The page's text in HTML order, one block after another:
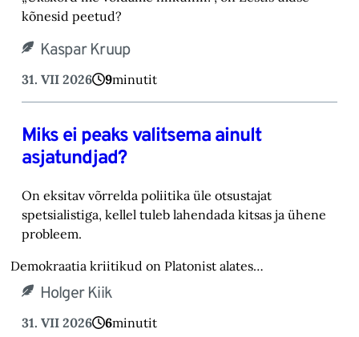
kõnesid peetud?
Kaspar Kruup
31. VII 2026 9minutit
Miks ei peaks valitsema ainult
asjatundjad?
On eksitav võrrelda poliitika üle otsustajat
spetsialistiga, kellel tuleb lahendada kitsas ja ühene
probleem.
Demokraatia kriitikud on Platonist alates…
Holger Kiik
31. VII 2026 6minutit